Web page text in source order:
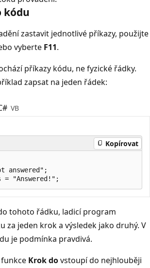
kódu
zastavit jednotlivé příkazy, použijte
vyberte F11.
příkazy kódu, ne fyzické řádky.
zapsat na jeden řádek:
VB
Kopírovat
answered";
tohoto řádku, ladicí program
za jeden krok a výsledek jako druhý. V
je podmínka pravdivá.
Krok dovstoupí do nejhlouběji